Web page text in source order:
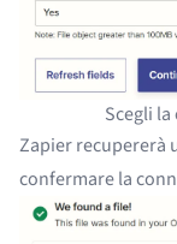
Scegli
Zapier recupererà
confermare la